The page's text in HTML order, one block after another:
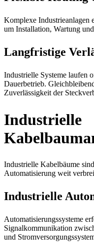
Komplexe Industrieanlagen
um Installation, Wartung
Langfristige
Industrielle Systeme laufen
Dauerbetrieb.
Zuverlässigkeit der
Industrielle
Industrielle Kabelbäume
Automatisierung weit
Industrielle
Automatisierungssysteme
Signalkommunikation
und